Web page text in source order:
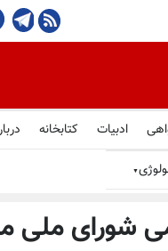
ادبیات کتابخانه
▼
شورای ملی